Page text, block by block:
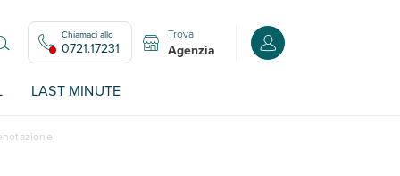
Chiamaci allo
0721.17231
Trova
Agenzia Accedi o registrati
LAST MINUTE